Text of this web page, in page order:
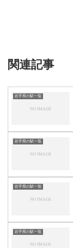
関連記事
岩手県の駅一覧
岩手県の駅一覧
岩手県の駅一覧
岩手県の駅一覧